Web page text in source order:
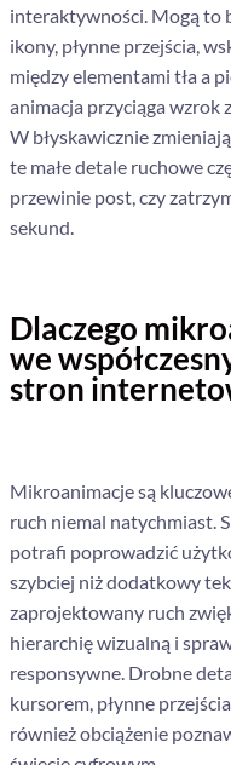
interaktywności. Mogą to
ikony, płynne przejścia,
między elementami tła a
animacja przyciąga wzrok
W błyskawicznie
te małe detale ruchowe
przewinie post, czy
sekund.
Dlaczego
we
stron
Mikroanimacje są
ruch niemal natychmiast.
potrafi poprowadzić
szybciej niż dodatkowy
zaprojektowany ruch
hierarchię wizualną i
responsywne. Drobne
kursorem, płynne
również obciążenie